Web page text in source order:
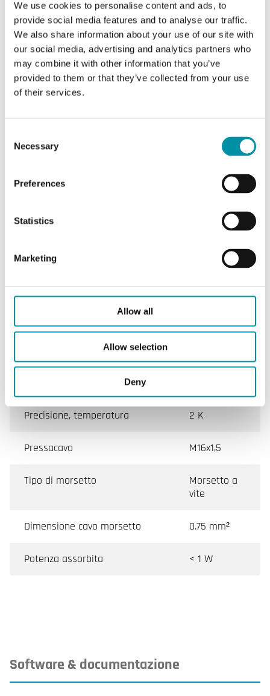
We use cookies to personalise content and ads, to
provide social media features and to analyse our traffic.
We also share information about your use of our site with
our social media, advertising and analytics partners who
may combine it with other information that you’ve
provided to them or that they’ve collected from your use
of their services.
Selection
Necessary
Preferences
Statistics
Marketing
Allow all
Allow selection
Deny
Caratteristiche di Trasmettitore di temperatura per
condotte d’aria, IP65
Classe apparecchio
10…95 % RH
Condotto
Dimensioni esterne (LxAxP)
Peso, incl. imballaggio
Precisione, temperatura 2 K
Pressacavo M16x1,5
Tipo di morsetto
Morsetto a
vite
Dimensione cavo morsetto 0.75 mm²
Potenza assorbita < 1 W
Software & documentazione